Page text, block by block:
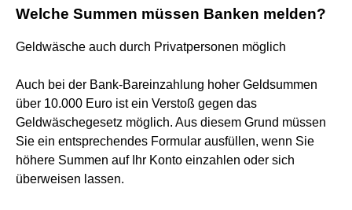
Welche Summen müssen Banken melden?
Geldwäsche auch durch Privatpersonen möglich
Auch bei der Bank-Bareinzahlung hoher Geldsummen
über 10.000 Euro ist ein Verstoß gegen das
Geldwäschegesetz möglich. Aus diesem Grund müssen
Sie ein entsprechendes Formular ausfüllen, wenn Sie
höhere Summen auf Ihr Konto einzahlen oder sich
überweisen lassen.